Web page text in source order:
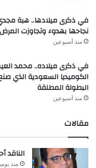
في ذكرى ميلادها.. هبة
نجاحها بهدوء وتجاوزت
منذ أسبوعين
في ذكرى ميلاده.. محمد
الكوميديا السعودية الذي
البطولة المطلقة
منذ أسبوعين
مقالات
الناقد
منذ